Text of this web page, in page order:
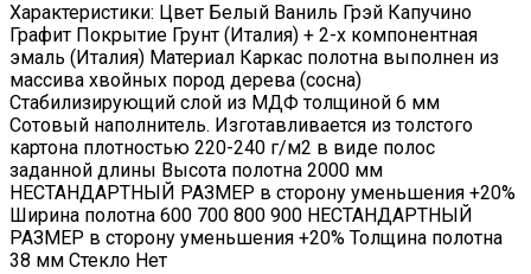
Характеристики: Цвет Белый Ваниль Грэй Капучино
Графит Покрытие Грунт (Италия) + 2-х компонентная
эмаль (Италия) Материал Каркас полотна выполнен из
массива хвойных пород дерева (сосна)
Стабилизирующий слой из МДФ толщиной 6 мм
Сотовый наполнитель. Изготавливается из толстого
картона плотностью 220-240 г/м2 в виде полос
заданной длины Высота полотна 2000 мм
НЕСТАНДАРТНЫЙ РАЗМЕР в сторону уменьшения +20%
Ширина полотна 600 700 800 900 НЕСТАНДАРТНЫЙ
РАЗМЕР в сторону уменьшения +20% Толщина полотна
38 мм Стекло Нет